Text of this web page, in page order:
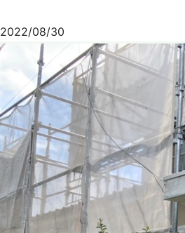
2022/08/30